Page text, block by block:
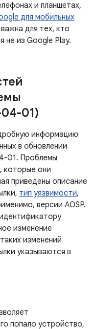
и планшетах,
для мобильных
для тех, кто
не из Google Play.
01)
информацию
в обновлении
01. Проблемы
которые они
приведены описание
тип уязвимости,
версии AOSP.
изменение
изменений
указываются в
попало устройство,